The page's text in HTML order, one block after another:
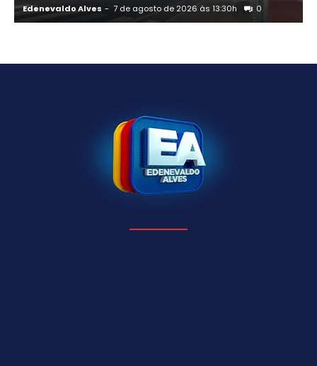
Edenevaldo Alves - 7 de agosto de 2026 às 13:30h 0